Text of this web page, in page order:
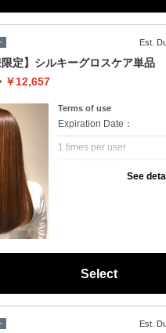
Est.
限定】シルキーグロスケア単品
￥12,657
Terms of use
Expiration Date：
1 times per user
Cu 二子玉川店でシルキ
が初めてのお客様
へと導きます。
※シャンプーブロー込み
See
Select
Est.